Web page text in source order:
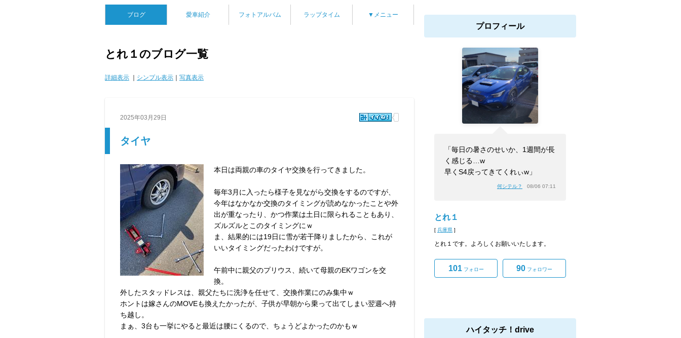
ブログ 愛車紹介 フォトアルバム ラップタイム ▼メニュー
とれ１のブログ一覧
詳細表示 シンプル表示 写真表示
2025年03月29日
タイヤ
本日は両親の車のタイヤ交換を行ってきました。
毎年3月に入ったら様子を見ながら交換をするのですが、
今年はなかなか交換のタイミングが読めなかったことや外
出が重なったり、かつ作業は土日に限られることもあり、
ズルズルとこのタイミングにｗ
ま、結果的には19日に雪が若干降りましたから、これが
いいタイミングだったわけですが。
午前中に親父のプリウス、続いて母親のEKワゴンを交
換。
外したスタッドレスは、親父たちに洗浄を任せて、交換作業にのみ集中ｗ
ホントは嫁さんのMOVEも換えたかったが、子供が早朝から乗って出てしまい翌週へ持
ち越し。
まぁ、3台も一挙にやると最近は腰にくるので、ちょうどよかったのかもｗ
プロフィール
「毎日の暑さのせいか、1週間が長
く感じる…w
早くS4戻ってきてくれぃw」
何シテル？ 08/06 07:11
とれ１
[ 兵庫県 ]
とれ１です。よろしくお願いいたします。
101フォロー 90 フォロワー
ハイタッチ！drive